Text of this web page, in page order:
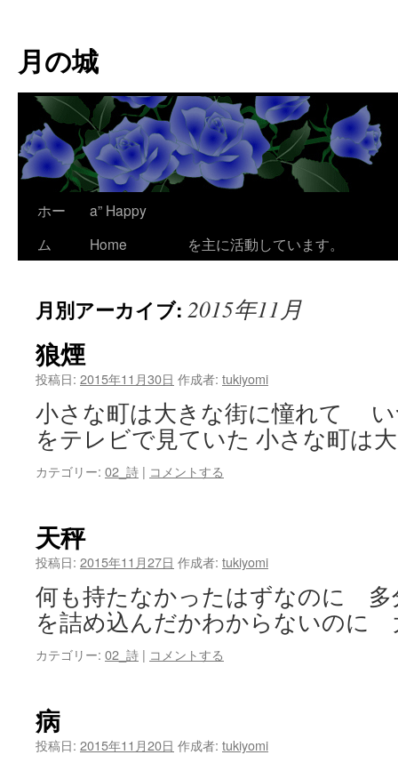
ン
キ
ッ
プ
月の城
ホー
ム
a” Happy
Home
を主に活動しています。
月別アーカイブ: 2015年11月
狼煙
投稿日: 2015年11月30日 作成者: tukiyomi
小さな町は大きな街に憧れて い
をテレビで見ていた 小さな町は
カテゴリー: 02_詩 | コメントする
天秤
投稿日: 2015年11月27日 作成者: tukiyomi
何も持たなかったはずなのに 多
を詰め込んだかわからないの
カテゴリー: 02_詩 | コメントする
病
投稿日: 2015年11月20日 作成者: tukiyomi